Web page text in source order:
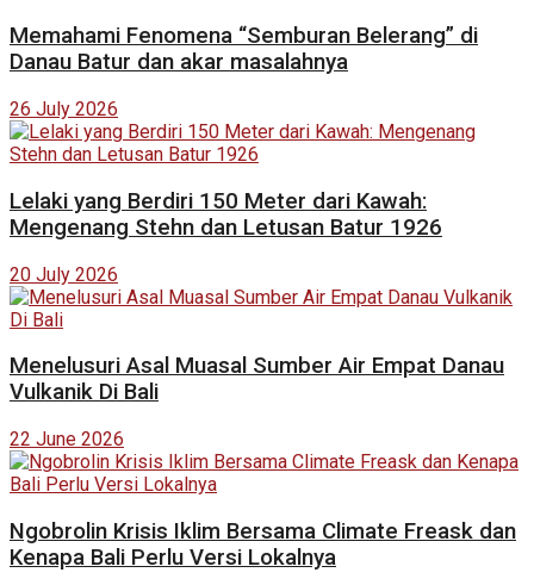
Memahami Fenomena “Semburan Belerang” di
Danau Batur dan akar masalahnya
26 July 2026
Lelaki yang Berdiri 150 Meter dari Kawah:
Mengenang Stehn dan Letusan Batur 1926
20 July 2026
Menelusuri Asal Muasal Sumber Air Empat Danau
Vulkanik Di Bali
22 June 2026
Ngobrolin Krisis Iklim Bersama Climate Freask dan
Kenapa Bali Perlu Versi Lokalnya